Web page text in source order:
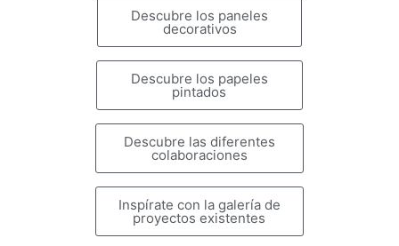
Descubre los paneles
decorativos
Descubre los papeles
pintados
Descubre las diferentes
colaboraciones
Inspírate con la galería de
proyectos existentes